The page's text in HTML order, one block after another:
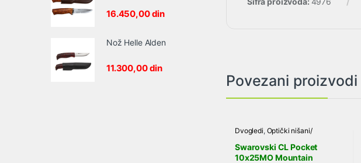
Povezani proizvodi
Dvogledi, Optički nišani/
dvogledi/teleskopi
Swarovski CL Pocket
10x25MO Mountain
16.450,00din
Nož Helle Alden
11.300,00din